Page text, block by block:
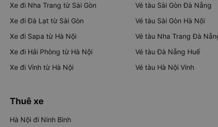
Xe đi Nha Trang từ Sài Gòn
Xe đi Đà Lạt từ Sài Gòn
Xe đi Sapa từ Hà Nội
Xe đi Hải Phòng từ Hà Nội
Xe đi Vinh từ Hà Nội
Vé tàu Sài Gòn Đà Nẵng
Vé tàu Sài Gòn Hà Nội
Vé tàu Nha Trang Đà
Vé tàu Đà Nẵng Huế
Vé tàu Hà Nội Vinh
Thuê xe
Hà Nội đi Ninh Bình